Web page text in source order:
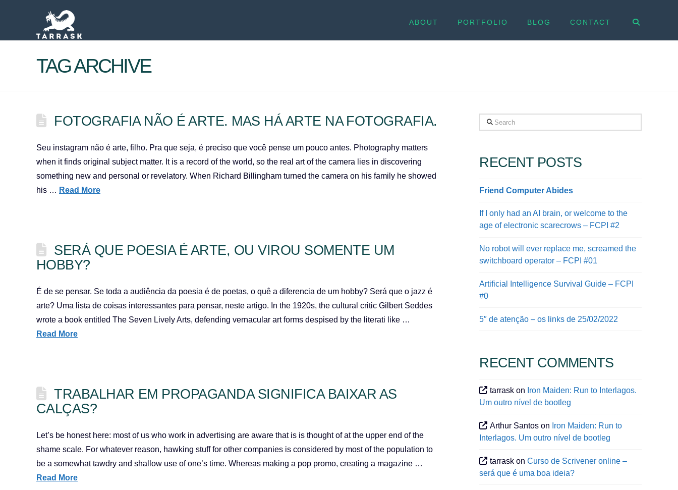
ABOUT PORTFOLIO BLOG CONTACT
TAG ARCHIVE
FOTOGRAFIA NÃO É ARTE. MAS HÁ ARTE NA FOTOGRAFIA.
Seu instagram não é arte, filho. Pra que seja, é preciso que você pense um pouco antes. Photography matters
when it finds original subject matter. It is a record of the world, so the real art of the camera lies in discovering
something new and personal or revelatory. When Richard Billingham turned the camera on his family he showed
his … Read More
SERÁ QUE POESIA É ARTE, OU VIROU SOMENTE UM
HOBBY?
É de se pensar. Se toda a audiência da poesia é de poetas, o quê a diferencia de um hobby? Será que o jazz é
arte? Uma lista de coisas interessantes para pensar, neste artigo. In the 1920s, the cultural critic Gilbert Seddes
wrote a book entitled The Seven Lively Arts, defending vernacular art forms despised by the literati like …
Read More
TRABALHAR EM PROPAGANDA SIGNIFICA BAIXAR AS
CALÇAS?
Let’s be honest here: most of us who work in advertising are aware that is is thought of at the upper end of the
shame scale. For whatever reason, hawking stuff for other companies is considered by most of the population to
be a somewhat tawdry and shallow use of one’s time. Whereas making a pop promo, creating a magazine …
Read More
Search
RECENT POSTS
Friend Computer Abides
If I only had an AI brain, or welcome to the
age of electronic scarecrows – FCPI #2
No robot will ever replace me, screamed the
switchboard operator – FCPI #01
Artificial Intelligence Survival Guide – FCPI
#0
5″ de atenção – os links de 25/02/2022
RECENT COMMENTS
tarrask on Iron Maiden: Run to Interlagos.
Um outro nível de bootleg
Arthur Santos on Iron Maiden: Run to
Interlagos. Um outro nível de bootleg
tarrask onCurso de Scrivener online –
será que é uma boa ideia?